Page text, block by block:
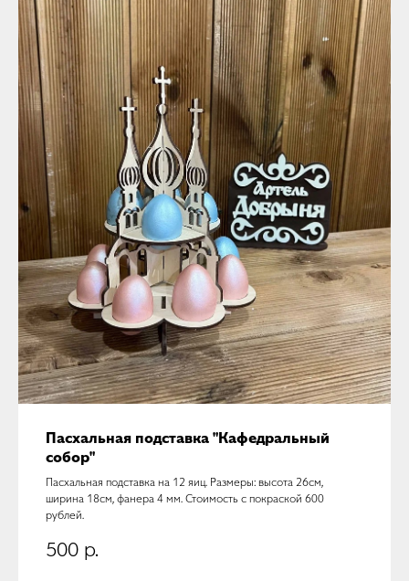
Пасхальная подставка "Кафедральный
собор"
Пасхальная подставка на 12 яиц. Размеры: высота 26см,
ширина 18см, фанера 4 мм. Стоимость с покраской 600
рублей.
500 р.